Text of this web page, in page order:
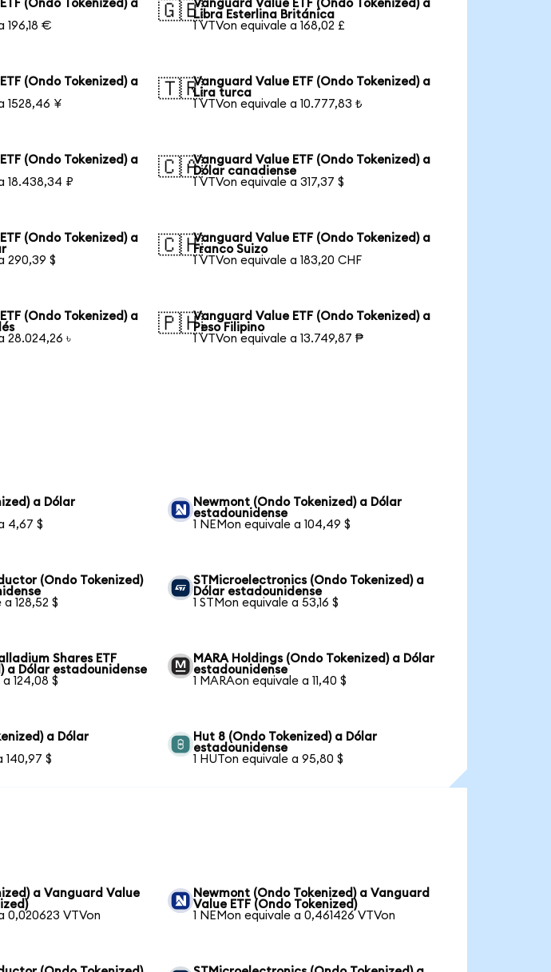
(Ondo Tokenized) a
196,18 €
🇬🇧Vanguard Value ETF (Ondo Tokenized) a
Libra Esterlina Británica
1 VTVon equivale a 168,02 £
(Ondo Tokenized) a
1528,46 ¥
🇹🇷Vanguard Value ETF (Ondo Tokenized) a
Lira turca
1 VTVon equivale a 10.777,83 ₺
(Ondo Tokenized) a
18.438,34 ₽
🇨🇦Vanguard Value ETF (Ondo Tokenized) a
Dólar canadiense
1 VTVon equivale a 317,37 $
(Ondo Tokenized) a
290,39 $
🇨🇭Vanguard Value ETF (Ondo Tokenized) a
Franco Suizo
1 VTVon equivale a 183,20 CHF
(Ondo Tokenized) a
28.024,26 ৳
🇵🇭Vanguard Value ETF (Ondo Tokenized) a
Peso Filipino
1 VTVon equivale a 13.749,87 ₱
a Dólar
4,67 $
Newmont (Ondo Tokenized) a Dólar
estadounidense
1 NEMon equivale a 104,49 $
(Ondo Tokenized)
a 128,52 $
STMicroelectronics (Ondo Tokenized) a
Dólar estadounidense
1 STMon equivale a 53,16 $
Shares ETF
a Dólar estadounidense
124,08 $
MARA Holdings (Ondo Tokenized) a Dólar
estadounidense
1 MARAon equivale a 11,40 $
a Dólar
140,97 $
Hut 8 (Ondo Tokenized) a Dólar
estadounidense
1 HUTon equivale a 95,80 $
a Vanguard Value
0,020623 VTVon
Newmont (Ondo Tokenized) a Vanguard
Value ETF (Ondo Tokenized)
1 NEMon equivale a 0,461426 VTVon